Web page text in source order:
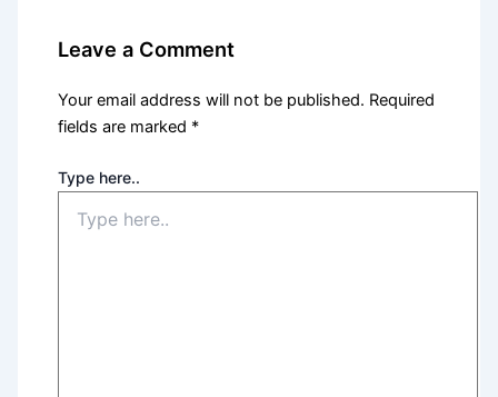
Leave a Comment
Your email address will not be published. Required
fields are marked *
Type here..